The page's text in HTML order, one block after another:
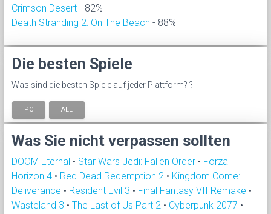
Crimson Desert - 82%
Death Stranding 2: On The Beach - 88%
Die besten Spiele
Was sind die besten Spiele auf jeder Plattform? ?
PC ALL
Was Sie nicht verpassen sollten
DOOM Eternal • Star Wars Jedi: Fallen Order • Forza
Horizon 4 • Red Dead Redemption 2 • Kingdom Come:
Deliverance • Resident Evil 3 • Final Fantasy VII Remake •
Wasteland 3 • The Last of Us Part 2 • Cyberpunk 2077 •